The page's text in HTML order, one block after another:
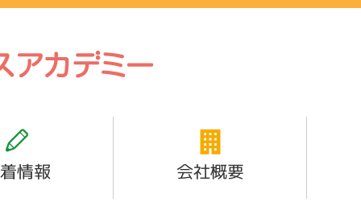
情報 会社概要